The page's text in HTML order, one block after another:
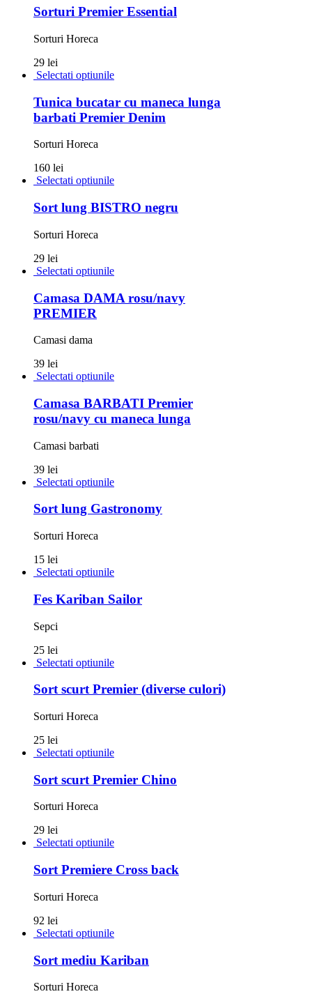
Sorturi Premier Essential
Sorturi Horeca
29 lei
Selectati optiunile
Tunica bucatar cu maneca lunga
barbati Premier Denim
Sorturi Horeca
160 lei
Selectati optiunile
Sort lung BISTRO negru
Sorturi Horeca
29 lei
Selectati optiunile
Camasa DAMA rosu/navy
PREMIER
Camasi dama
39 lei
Selectati optiunile
Camasa BARBATI Premier
rosu/navy cu maneca lunga
Camasi barbati
39 lei
Selectati optiunile
Sort lung Gastronomy
Sorturi Horeca
15 lei
Selectati optiunile
Fes Kariban Sailor
Sepci
25 lei
Selectati optiunile
Sort scurt Premier (diverse culori)
Sorturi Horeca
25 lei
Selectati optiunile
Sort scurt Premier Chino
Sorturi Horeca
29 lei
Selectati optiunile
Sort Premiere Cross back
Sorturi Horeca
92 lei
Selectati optiunile
Sort mediu Kariban
Sorturi Horeca